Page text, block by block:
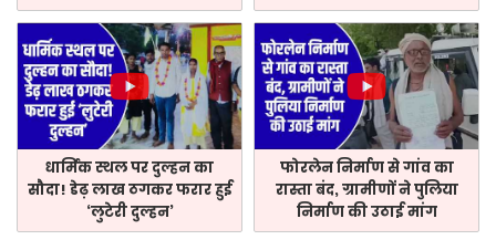
धार्मिक स्थल पर दुल्हन का
सौदा! डेढ़ लाख ठगकर फरार हुई
‘लुटेरी दुल्हन’
फोरलेन निर्माण से गांव का
रास्ता बंद, ग्रामीणों ने पुलिया
निर्माण की उठाई मांग